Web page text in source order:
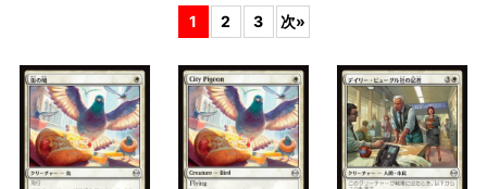
並び順:
絞り込む
1 2 3 次»